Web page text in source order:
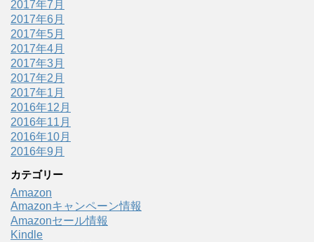
2017年7月
2017年6月
2017年5月
2017年4月
2017年3月
2017年2月
2017年1月
2016年12月
2016年11月
2016年10月
2016年9月
カテゴリー
Amazon
Amazonキャンペーン情報
Amazonセール情報
Kindle